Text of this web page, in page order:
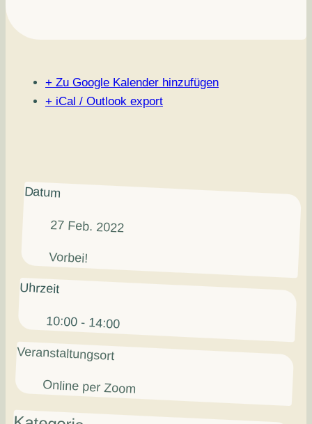
+ Zu Google Kalender hinzufügen
+ iCal / Outlook export
Datum
27 Feb. 2022
Vorbei!
Uhrzeit
10:00 - 14:00
Veranstaltungsort
Online per Zoom